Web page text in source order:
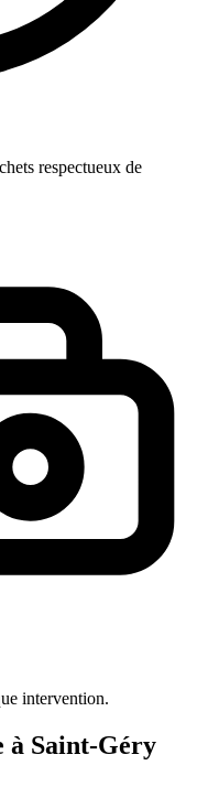
respectueux de
intervention.
à Saint-Géry